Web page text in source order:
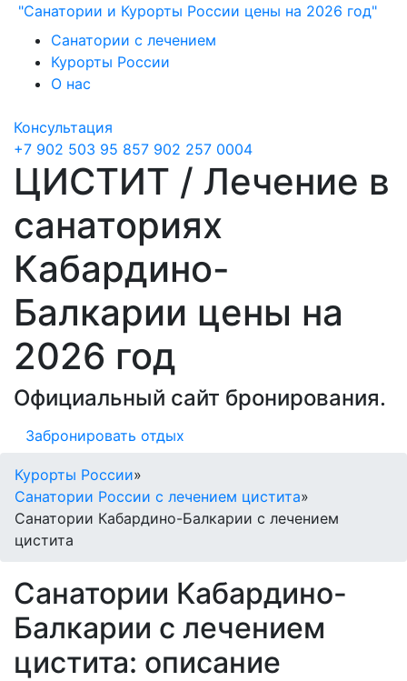
"Санатории и Курорты России цены на 2026 год"
Санатории с лечением
Курорты России
О нас
Консультация
+7 902 503 95 857 902 257 0004
ЦИСТИТ / Лечение в
санаториях
Кабардино-
Балкарии цены на
2026 год
Официальный сайт бронирования.
Забронировать отдых
Курорты России»
Санатории России с лечением цистита»
Санатории Кабардино-Балкарии с лечением
цистита
Санатории Кабардино-
Балкарии с лечением
цистита: описание